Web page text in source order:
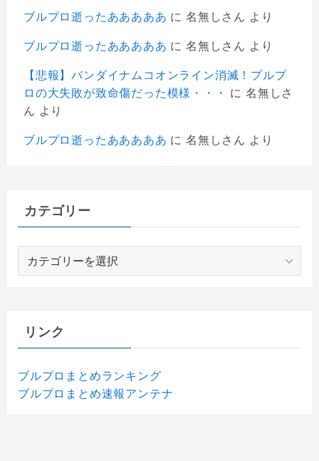
ブルプロ逝ったあああああ に 名無しさん より
ブルプロ逝ったあああああ に 名無しさん より
【悲報】バンダイナムコオンライン消滅！プルプ
ロの大失敗が致命傷だった模様・・・
に 名無しさ
ん より
ブルプロ逝ったあああああ に 名無しさん より
カテゴリー
ーリンク
ブルプロまとめランキング
ブルプロまとめ速報アンテナ